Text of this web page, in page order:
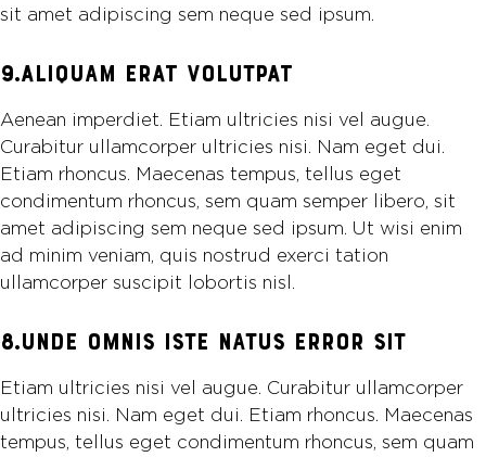
sit amet adipiscing sem neque sed ipsum.
9.ALIQUAM ERAT VOLUTPAT
Aenean imperdiet. Etiam ultricies nisi vel augue.
Curabitur ullamcorper ultricies nisi. Nam eget dui.
Etiam rhoncus. Maecenas tempus, tellus eget
condimentum rhoncus, sem quam semper libero, sit
amet adipiscing sem neque sed ipsum. Ut wisi enim
ad minim veniam, quis nostrud exerci tation
ullamcorper suscipit lobortis nisl.
8.UNDE OMNIS ISTE NATUS ERROR SIT
Etiam ultricies nisi vel augue. Curabitur ullamcorper
ultricies nisi. Nam eget dui. Etiam rhoncus. Maecenas
tempus, tellus eget condimentum rhoncus, sem quam